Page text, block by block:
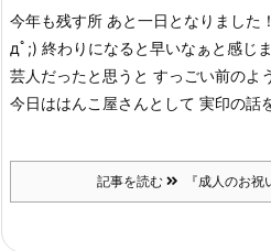
今年も残す所 あと一日となりました
дﾟ;) 終わりになると早いなぁと感じ
芸人だったと思うと すっごい前のよ
今日ははんこ屋さんとして 実印の話
記事を読む 『成人のお祝